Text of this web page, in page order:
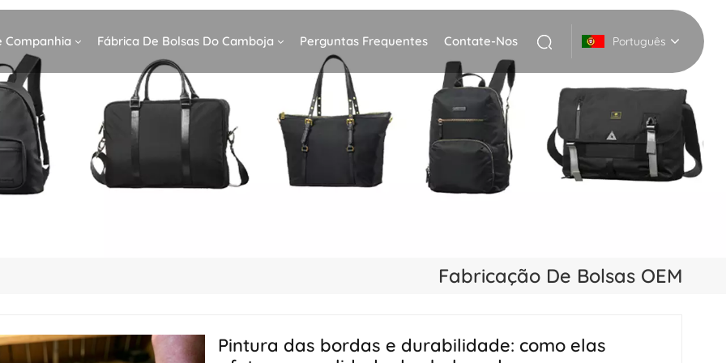
Companhia Fábrica De Bolsas Do Camboja Perguntas Frequentes Contate-Nos Português
Deutsch
Italiano
Português
Fabricação De Bolsas OEM
Pintura das bordas e durabilidade: como elas